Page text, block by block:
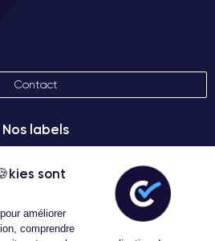
sont
améliorer
comprendre
Contact
Nos labels